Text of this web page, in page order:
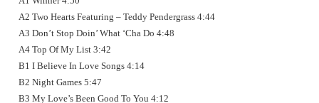
A2 Two Hearts Featuring – Teddy Pendergrass 4:44
A3 Don’t Stop Doin’ What ‘Cha Do 4:48
A4 Top Of My List 3:42
B1 I Believe In Love Songs 4:14
B2 Night Games 5:47
B3 My Love’s Been Good To You 4:12